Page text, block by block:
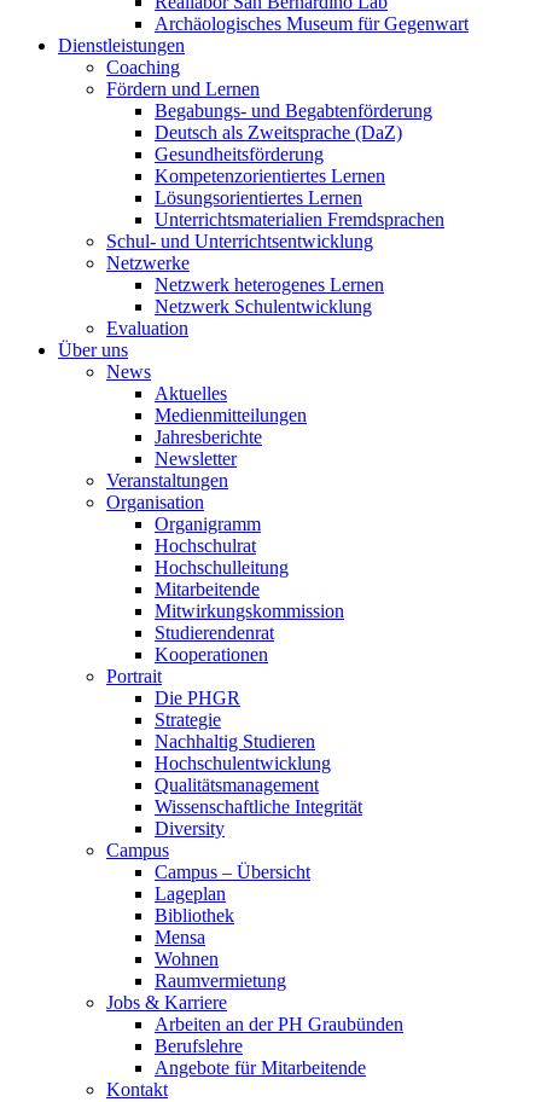
Archäologisches Museum für Gegenwart
Dienstleistungen
Coaching
Fördern und Lernen
Begabungs- und Begabtenförderung
Deutsch als Zweitsprache (DaZ)
Gesundheitsförderung
Kompetenzorientiertes Lernen
Lösungsorientiertes Lernen
Unterrichtsmaterialien Fremdsprachen
Schul- und Unterrichtsentwicklung
Netzwerke
Netzwerk heterogenes Lernen
Netzwerk Schulentwicklung
Evaluation
Über uns
News
Aktuelles
Medienmitteilungen
Jahresberichte
Newsletter
Veranstaltungen
Organisation
Organigramm
Hochschulrat
Hochschulleitung
Mitarbeitende
Mitwirkungskommission
Studierendenrat
Kooperationen
Portrait
Die PHGR
Strategie
Nachhaltig Studieren
Hochschulentwicklung
Qualitätsmanagement
Wissenschaftliche Integrität
Diversity
Campus
Campus – Übersicht
Lageplan
Bibliothek
Mensa
Wohnen
Raumvermietung
Jobs & Karriere
Arbeiten an der PH Graubünden
Berufslehre
Angebote für Mitarbeitende
Kontakt